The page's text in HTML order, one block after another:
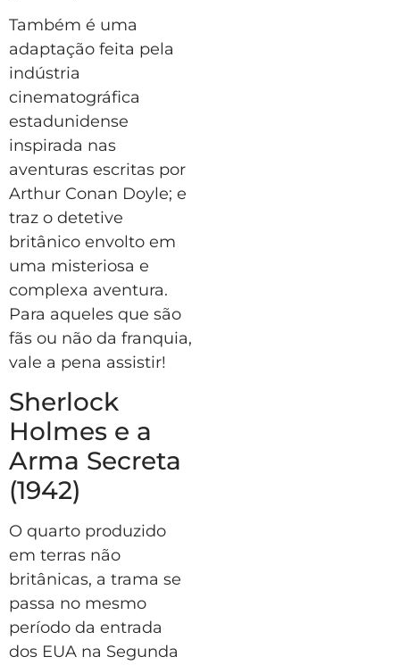
Também é uma
adaptação feita pela
indústria
cinematográfica
estadunidense
inspirada nas
aventuras escritas por
Arthur Conan Doyle; e
traz o detetive
britânico envolto em
uma misteriosa e
complexa aventura.
Para aqueles que são
fãs ou não da franquia,
vale a pena assistir!
Sherlock
Holmes e a
Arma Secreta
(1942)
O quarto produzido
em terras não
britânicas, a trama se
passa no mesmo
período da entrada
dos EUA na Segunda